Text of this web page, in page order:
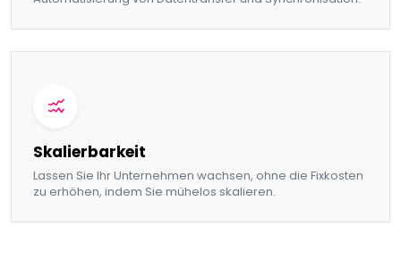
Skalierbarkeit
Lassen Sie Ihr Unternehmen wachsen, ohne die Fixkosten
zu erhöhen, indem Sie mühelos skalieren.